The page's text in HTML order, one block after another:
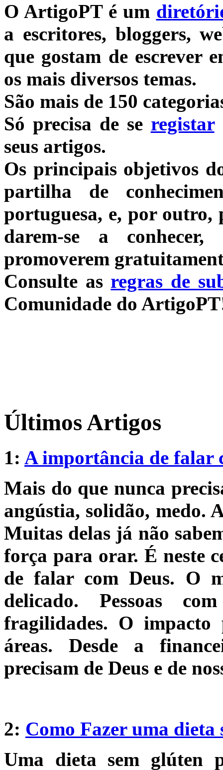
O ArtigoPT é um
a escritores, bloggers,
que gostam de escrever
os mais diversos temas.
São mais de 150
Só precisa de se registar
seus artigos.
Os principais objetivos
partilha de
portuguesa, e, por outro,
darem-se a conhecer,
promoverem
Consulte as regras de
Comunidade do
Últimos Artigos
1: A importância de falar
Mais do que nunca
angústia, solidão, medo.
Muitas delas já não
força para orar. É neste
de falar com Deus. O
delicado. Pessoas
fragilidades. O impacto
áreas. Desde a
precisam de Deus e de
2: Como Fazer uma dieta
Uma dieta sem glúten